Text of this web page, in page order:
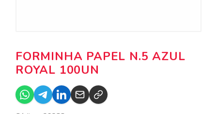
FORMINHA PAPEL N.5 AZUL
ROYAL 100UN